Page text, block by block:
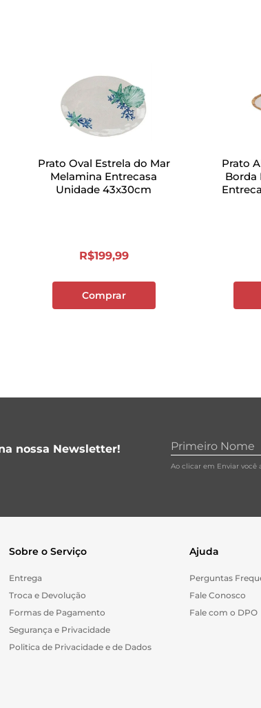
Prato Oval Estrela do Mar
Melamina Entrecasa
Unidade 43x30cm
R$199,99
Comprar
Prato
Borda
nossa Newsletter!
Ao clicar em Enviar você
Sobre o Serviço
Entrega
Troca e Devolução
Formas de Pagamento
Segurança e Privacidade
Politica de Privacidade e de Dados
Ajuda
Perguntas
Fale Conosco
Fale com o DPO